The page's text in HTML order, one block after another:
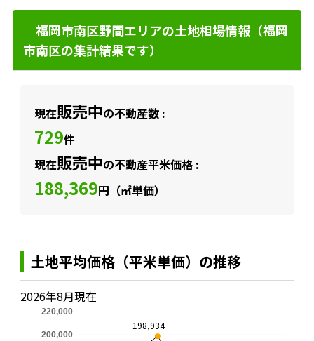
福岡市南区野間エリアの土地相場情報（福岡
市南区の集計結果です）
現在販売中の不動産数 :
729件
現在販売中の不動産平米価格 :
188,369円（㎡単価）
土地平均価格（平米単価）の推移
2026年8月現在
200,000
220,000
198,934